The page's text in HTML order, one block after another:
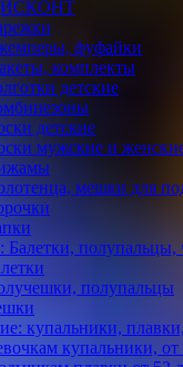
фуфайки
комплекты
детские
детские
мужские и
мешки для
полупальцы,
полупальцы
купальники,
купальники, от